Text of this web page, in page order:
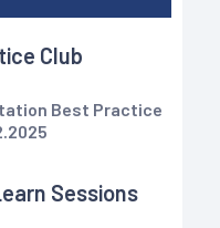
Club
Best Practice
Sessions